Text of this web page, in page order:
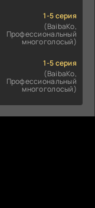
1-5 серия
(BaibaKo,
Профессиональный
многоголосый)
1-5 серия
(BaibaKo,
Профессиональный
многоголосый)